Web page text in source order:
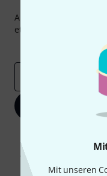
Mit unseren
Abonniere den
etwas Glück einen von
Inspirierende
Werbung und einer
Abmeldung ist jederzeit